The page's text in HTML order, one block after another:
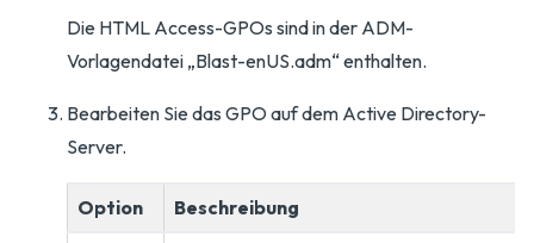
Die HTML Access-GPOs sind in der ADM-
Vorlagendatei „Blast-enUS.adm“ enthalten.
Bearbeiten Sie das GPO auf dem Active Directory-
Server.
Option Beschreibung